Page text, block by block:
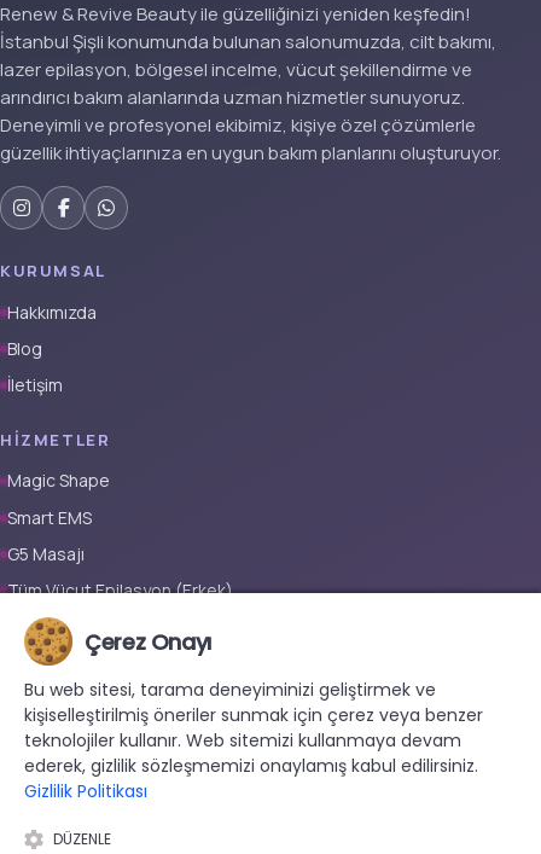
Renew & Revive Beauty ile güzelliğinizi yeniden keşfedin!
İstanbul Şişli konumunda bulunan salonumuzda, cilt bakımı,
lazer epilasyon, bölgesel incelme, vücut şekillendirme ve
arındırıcı bakım alanlarında uzman hizmetler sunuyoruz.
Deneyimli ve profesyonel ekibimiz, kişiye özel çözümlerle
güzellik ihtiyaçlarınıza en uygun bakım planlarını oluşturuyor.
KURUMSAL
Hakkımızda
Blog
İletişim
HIZMETLER
Magic Shape
Smart EMS
G5 Masajı
Tüm Vücut Epilasyon (Erkek)
Tüm Vücut Epilasyon (Kadın)
Protez Tırnak
İLETIŞIM
+90 533 038 48 24
hello@renewandrevive.co
Merkez Mah., Abide-i Hürriyet Cad. Üçler Apt, No:141 Kat:1 D:1,
Çerez Onayı
Bu web sitesi, tarama deneyiminizi geliştirmek ve
kişiselleştirilmiş öneriler sunmak için çerez veya benzer
teknolojiler kullanır. Web sitemizi kullanmaya devam
ederek, gizlilik sözleşmemizi onaylamış kabul edilirsiniz.
Gizlilik Politikası
DÜZENLE